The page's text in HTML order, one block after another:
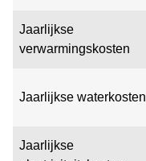
Jaarlijkse
verwarmingskosten
Jaarlijkse waterkosten
Jaarlijkse